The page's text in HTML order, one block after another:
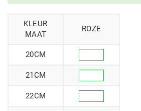
KLEUR
MAAT
ROZE
20CM
21CM
22CM